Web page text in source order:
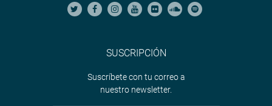
SUSCRIPCIÓN
Suscríbete con tu correo a
nuestro newsletter.